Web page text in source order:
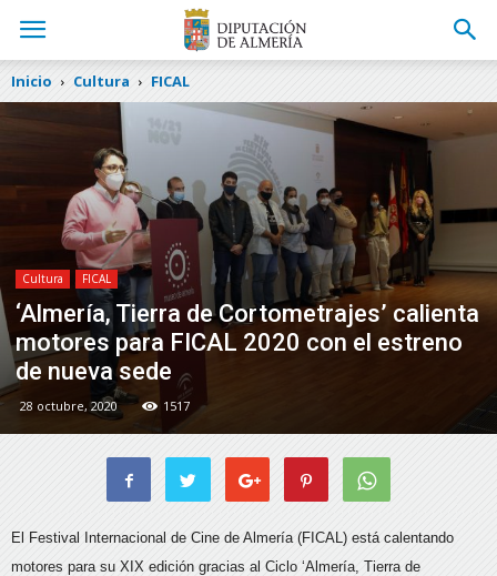
Inicio Cultura FICAL
Cultura FICAL
‘Almería, Tierra de Cortometrajes’ calienta
motores para FICAL 2020 con el estreno
de nueva sede
28 octubre, 2020 1517
El Festival Internacional de Cine de Almería (FICAL) está calentando
motores para su XIX edición gracias al Ciclo ‘Almería, Tierra de